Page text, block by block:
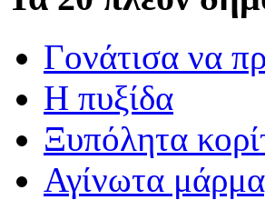
Γονάτισα να
Η πυξίδα
Ξυπόλητα
Αγίνωτα